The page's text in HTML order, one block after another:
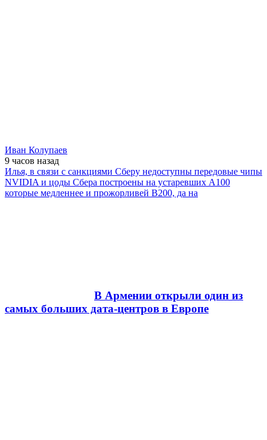
Иван Колупаев
9 часов назад
Илья, в связи с санкциями Сберу недоступны передовые чипы
NVIDIA и цоды Сбера построены на устаревших А100
которые медленнее и прожорливей B200, да на
В Армении открыли один из
самых больших дата-центров в Европе